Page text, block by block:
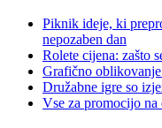
Piknik ideje, ki
nepozaben dan
Rolete cijena: zašto
Grafično
Družabne igre so
Vse za promocijo na